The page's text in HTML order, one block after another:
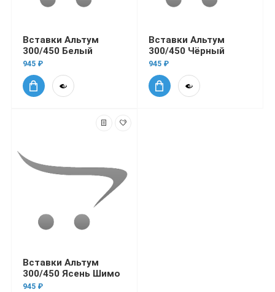
Вставки Альтум
300/450 Белый
945 ₽
Вставки Альтум
300/450 Чёрный
945 ₽
Вставки Альтум
300/450 Ясень Шимо
945 ₽